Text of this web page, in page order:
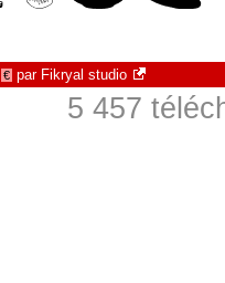
€ par Fikryal studio
5 457